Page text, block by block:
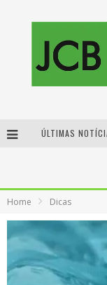
ÚLTIMAS
Home Dicas